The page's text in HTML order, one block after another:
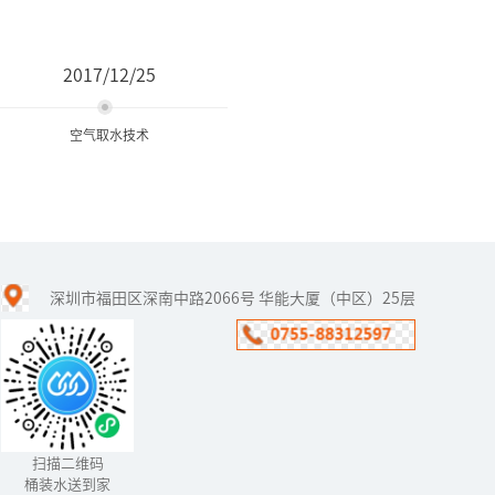
2017/12/25
空气取水技术
全球有13个人均水资源贫
乏国家，中国就是其中之
一。喝水难，喝安全健康
水难，都已经成为了普遍
现象了。为了解决这个问
题，福能...
深圳市福田区深南中路2066号 华能大厦（中区）25层
扫描二维码
桶装水送到家